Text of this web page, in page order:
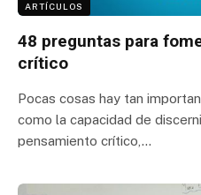
ARTÍCULOS
48 preguntas para
crítico
Pocas cosas hay tan
como la capacidad de
pensamiento crítico,…